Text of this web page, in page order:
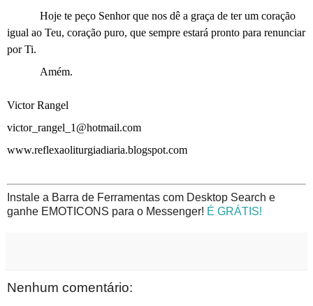
Hoje te peço Senhor que nos dê a graça de ter um coração
igual ao Teu, coração puro, que sempre estará pronto para renunciar
por Ti.
Amém.
Victor Rangel
victor_rangel_1@hotmail.com
www.reflexaoliturgiadiaria.blogspot.com
Instale a Barra de Ferramentas com Desktop Search e
ganhe EMOTICONS para o Messenger! É GRÁTIS!
Nenhum comentário: